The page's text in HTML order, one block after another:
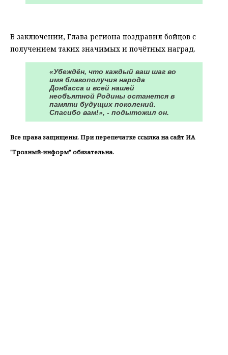
В заключении, Глава региона поздравил бойцов с
получением таких значимых и почётных наград.
«Убеждён, что каждый ваш шаг во
имя благополучия народа
Донбасса и всей нашей
необъятной Родины останется в
памяти будущих поколений.
Спасибо вам!», - подытожил он.
Все права защищены. При перепечатке ссылка на сайт ИА
"Грозный-информ" обязательна.